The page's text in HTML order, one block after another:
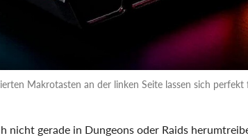
Makrotasten an der linken Seite lassen sich
nicht gerade in Dungeons oder Raids